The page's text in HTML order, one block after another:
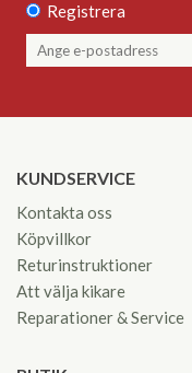
Registrera
KUNDSERVICE
Kontakta oss
Köpvillkor
Returinstruktioner
Att välja kikare
Reparationer & Service